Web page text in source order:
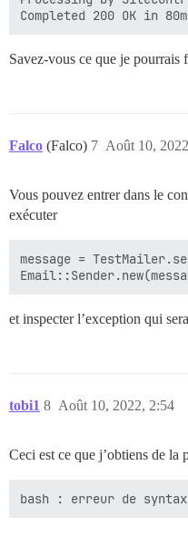
Savez-vous ce que je pourrais
Falco (Falco) Août 10,
7
Vous pouvez entrer dans le
exécuter
message =
et inspecter l’exception qui
tobi1 Août 10, 2022, 2:54
8
Ceci est ce que j’obtiens de la